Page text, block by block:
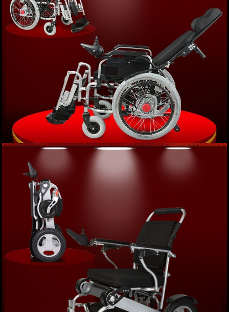
Xe lăn điện gấp ngả phục hồi chức năng đặc biệt
cao cấp (vành nan) TM036N
Giá: 18,500,000 VND